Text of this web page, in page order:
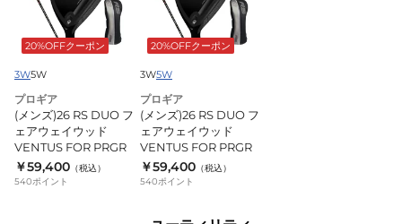
フ
ェ
ア
ウ
ェ
イ
ウ
20%OFFクーポン
3W5W
プロギア
(メンズ)26 RS DUO フ
ェアウェイウッド
VENTUS FOR PRGR
￥59,400 （税込）
540ポイント
フ
ェ
ア
ウ
ェ
イ
ウ
20%OFFクーポン
3W5W
プロギア
(メンズ)26 RS DUO フ
ェアウェイウッド
VENTUS FOR PRGR
￥59,400 （税込）
540ポイント